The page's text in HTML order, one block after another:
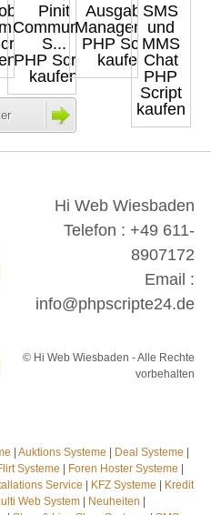
Pinit
Community
S...
PHP Script
kaufen
Ausgaben
Manageme...
PHP Script
kaufen
SMS
und
MMS
Chat
PHP
Script
kaufen
Hi Web Wiesbaden
Telefon : +49 611-
8907172
Email :
info@phpscripte24.de
© Hi Web Wiesbaden - Alle Rechte
vorbehalten
| Auktions Systeme | Deal Systeme |
Systeme | Foren Hoster Systeme |
Service | KFZ Systeme | Kredit
Web System | Neuheiten |